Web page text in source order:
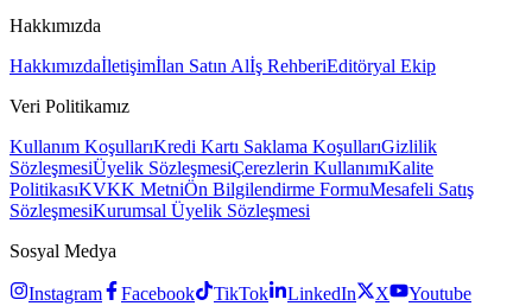
Hakkımızda
Hakkımızdaİletişimİlan Satın Alİş RehberiEditöryal Ekip
Veri Politikamız
Kullanım KoşullarıKredi Kartı Saklama KoşullarıGizlilik
SözleşmesiÜyelik SözleşmesiÇerezlerin KullanımıKalite
PolitikasıKVKK MetniÖn Bilgilendirme FormuMesafeli Satış
SözleşmesiKurumsal Üyelik Sözleşmesi
Sosyal Medya
Instagram Facebook TikTok LinkedIn X
Youtube